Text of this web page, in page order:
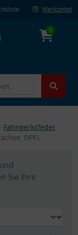
Merkzettel
0
Fahrwerksfeder
OPEL
Sie Ihre